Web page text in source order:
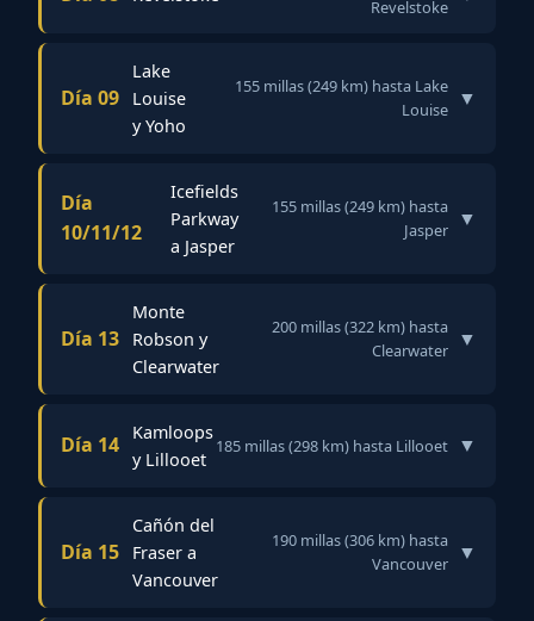
Revelstoke
Día 09
Lake
Louise
y Yoho
155 millas (249 km) hasta Lake
Louise
▼
Día
10/11/12
Icefields
Parkway
a Jasper
155 millas (249 km) hasta
Jasper
▼
Día 13
Monte
Robson y
Clearwater
200 millas (322 km) hasta
Clearwater
▼
Día 14
Kamloops
y Lillooet
185 millas (298 km) hasta Lillooet ▼
Día 15
Cañón del
Fraser a
Vancouver
190 millas (306 km) hasta
Vancouver
▼